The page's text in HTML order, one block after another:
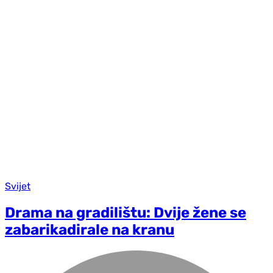
Svijet
Drama na gradilištu: Dvije žene se
zabarikadirale na kranu